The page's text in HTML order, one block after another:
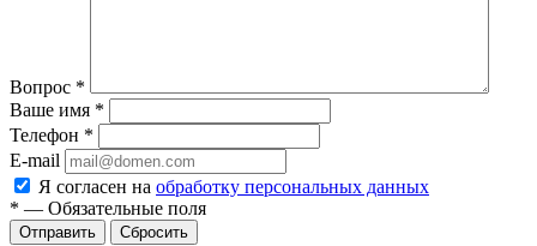
Вопрос *
Ваше имя *
Телефон *
E-mail
Я согласен на обработку персональных данных
* — Обязательные поля
Сбросить